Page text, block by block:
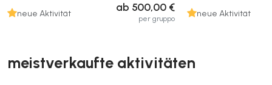
neue Aktivität
ab 500,00 €
per gruppo
neue Aktivität
meistverkaufte aktivitäten